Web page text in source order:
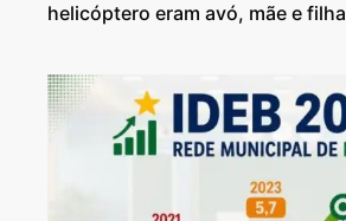
helicóptero eram avó, mãe e filha